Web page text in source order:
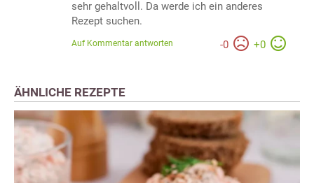
sehr gehaltvoll. Da werde ich ein anderes
Rezept suchen.
-0 +0
Auf Kommentar antworten
ÄHNLICHE REZEPTE